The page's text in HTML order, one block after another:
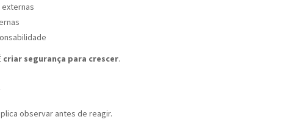
criar segurança para crescer.
observar antes de reagir.